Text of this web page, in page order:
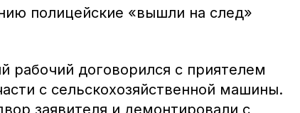
полицейские «вышли на след»
рабочий договорился с приятелем
с сельскохозяйственной машины.
заявителя и демонтировали с